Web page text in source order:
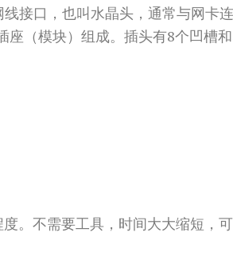
接口，也叫水晶头，通常与网卡
（模块）组成。插头有8个凹槽和
。不需要工具，时间大大缩短，可